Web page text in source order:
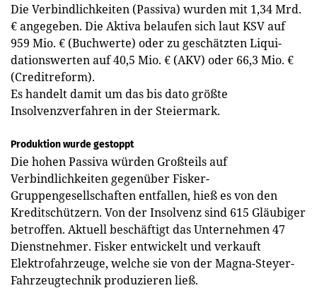
Die Verbindlichkeiten (Passiva) wurden mit 1,34 Mrd.
€ angegeben. Die Aktiva belaufen sich laut KSV auf
959 Mio. € (Buchwerte) oder zu geschätzten Liqui­
dationswerten auf 40,5 Mio. € (AKV) oder 66,3 Mio. €
(Creditreform).
Es handelt damit um das bis dato größte
Insolvenzverfahren in der Steiermark.
Produktion wurde gestoppt
Die hohen Passiva würden Großteils auf
Verbindlichkeiten gegenüber Fisker-
Gruppengesellschaften entfallen, hieß es von den
Kreditschützern. Von der Insolvenz sind 615 Gläubiger
betroffen. Aktuell beschäftigt das Unternehmen 47
Dienstnehmer. Fisker entwickelt und verkauft
Elektrofahrzeuge, welche sie von der Magna-Steyer-
Fahrzeugtechnik produzieren ließ.